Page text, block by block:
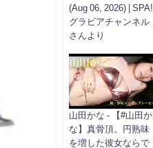
(Aug 06, 2026) | SPA!
グラビアチャンネル
さんより
山田かな - 【#山田か
な】真骨頂。円熟味
を増した彼女ならで